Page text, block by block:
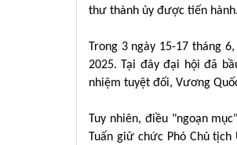
thư thành ủy được tiến hành.
Trong 3 ngày 15-17 tháng
2025. Tại đây đại hội đã
nhiệm tuyệt đối, Vương
Tuy nhiên, điều "ngoạn
Tuấn giữ chức Phó Chủ